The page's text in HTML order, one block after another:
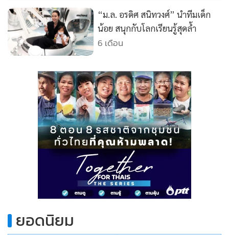
“ม.ล. อรดิศ สนิทวงศ์” นำทีมเด็ก
น้อย สนุกกับโลกเรียนรู้สุดล้ำ
6 เดือน
ยอดนิยม